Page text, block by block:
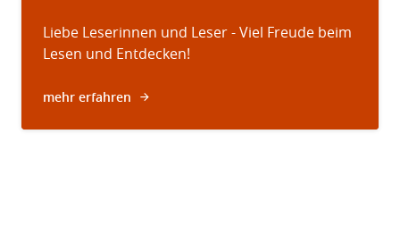
Liebe Leserinnen und Leser - Viel Freude beim
Lesen und Entdecken!
mehr erfahren